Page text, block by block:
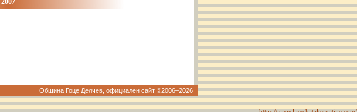
2007
Община Гоце Делчев, официален сайт ©2006–2026